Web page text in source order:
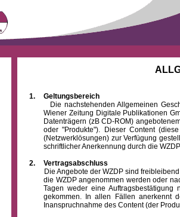
1.
Geltungsbereich
Die nachstehenden Allgemeinen
Wiener Zeitung Digitale Publikationen
Datenträgern (zB CD-ROM)
oder "Produkte"). Dieser Content
(Netzwerklösungen) zur Verfügung
schriftlicher Anerkennung durch die
2.
Vertragsabschluss
Die Angebote der WZDP sind freibleibend.
die WZDP angenommen werden oder
Tagen weder eine
gekommen. In allen Fällen anerkennt
Inanspruchnahme des Content (der